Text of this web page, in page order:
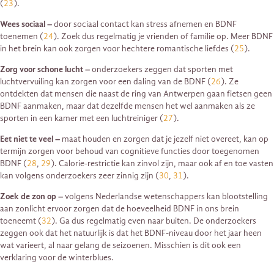
(23).
Wees sociaal –door sociaal contact kan stress afnemen en BDNF
toenemen (24). Zoek dus regelmatig je vrienden of familie op. Meer BDNF
in het brein kan ook zorgen voor hechtere romantische liefdes (25).
Zorg voor schone lucht –onderzoekers zeggen dat sporten met
luchtvervuiling kan zorgen voor een daling van de BDNF (26). Ze
ontdekten dat mensen die naast de ring van Antwerpen gaan fietsen geen
BDNF aanmaken, maar dat dezelfde mensen het wel aanmaken als ze
sporten in een kamer met een luchtreiniger (27).
Eet niet te veel – maat houden en zorgen dat je jezelf niet overeet, kan op
termijn zorgen voor behoud van cognitieve functies door toegenomen
BDNF (28, 29). Calorie-restrictie kan zinvol zijn, maar ook af en toe vasten
kan volgens onderzoekers zeer zinnig zijn (30, 31).
Zoek de zon op –volgens Nederlandse wetenschappers kan blootstelling
aan zonlicht ervoor zorgen dat de hoeveelheid BDNF in ons brein
toeneemt (32). Ga dus regelmatig even naar buiten. De onderzoekers
zeggen ook dat het natuurlijk is dat het BDNF-niveau door het jaar heen
wat varieert, al naar gelang de seizoenen. Misschien is dit ook een
verklaring voor de winterblues.